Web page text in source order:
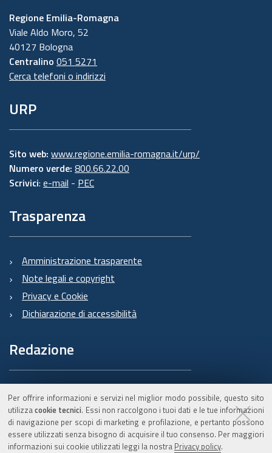
Per offrire informazioni e servizi nel miglior modo possibile, questo sito
utilizzacookie tecnici. Essi non raccolgono i tuoi dati e le tue informazioni
di navigazione per scopi di marketing e profilazione, e pertanto possono
essere utilizzati senza bisogno di acquisire il tuo consenso. Per maggiori
informazioni sui cookie utilizzati leggi la nostra Privacy policy.
Regione Emilia-Romagna
Viale Aldo Moro, 52
40127 Bologna
Centralino 051 5271
Cerca telefoni o indirizzi
URP
Sito web: www.regione.emilia-romagna.it/urp/
Numero verde: 800.66.22.00
Scrivici: e-mail - PEC
Trasparenza
Amministrazione trasparente
Note legali e copyright
Privacy e Cookie
Dichiarazione di accessibilità
Redazione
Informazioni sul Burert
e contatti